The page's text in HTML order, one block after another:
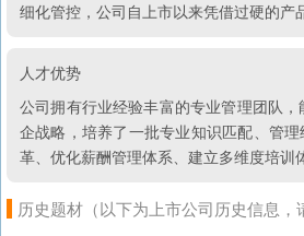
细化管控，公司自上市以来凭借过硬的
人才优势
公司拥有行业经验丰富的专业管理团队
企战略，培养了一批专业知识匹配、管
革、优化薪酬管理体系、建立多维度培
历史题材（以下为上市公司历史信息，